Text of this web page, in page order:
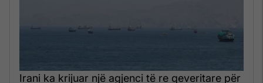
Irani ka krijuar një agjenci të re qeveritare për